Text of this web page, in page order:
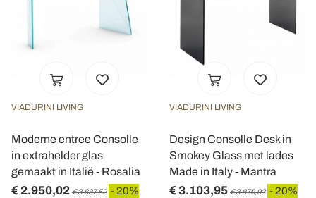
VIADURINI LIVING
Moderne entree Consolle
in extrahelder glas
gemaakt in Italië - Rosalia
€ 2.950,02 € 3.687,52 - 20%
VIADURINI LIVING
Design Consolle Desk in
Smokey Glass met lades
Made in Italy - Mantra
€ 3.103,95 € 3.879,93 - 20%